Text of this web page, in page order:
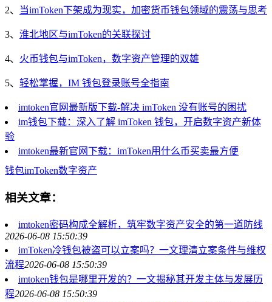
2、 当imToken下架成为现实，加密货币钱包领域的震荡与思考
3、 淮北地区与imToken的关联探讨
4、 火币钱包与imToken，数字资产管理的双雄
5、 轻松掌握，IM 钱包登录账号全指南
imtoken官网最新版下载-解决 imToken 没有账号的困扰
im钱包下载：深入了解 imToken 钱包，开启数字资产新体
验
imtoken最新官网下载：imToken用什么币买卖最方便
钱包imToken数字资产
相关文章：
imtoken密码构成全解析，筑牢数字资产安全的第一道防线
2026-06-08 15:50:39
imToken冷钱包被盗可以立案吗？一文理清立案条件与维权
流程2026-06-08 15:50:39
imtoken钱包是哪里开发的？一文揭秘其开发主体与发展历
程2026-06-08 15:50:39